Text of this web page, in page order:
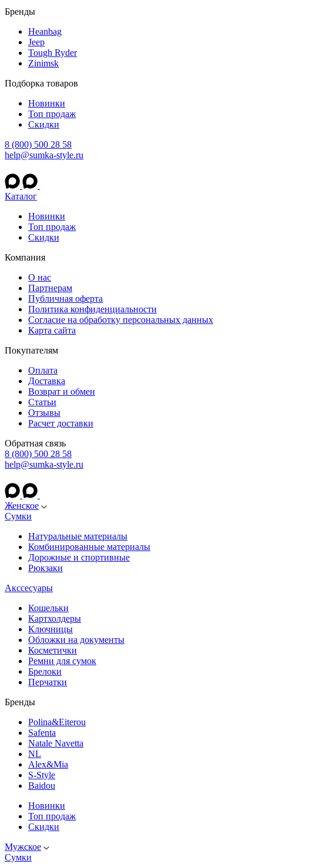
Бренды
Heanbag
Jeep
Tough Ryder
Zinimsk
Подборка товаров
Новинки
Топ продаж
Скидки
8 (800) 500 28 58
help@sumka-style.ru
Каталог
Новинки
Топ продаж
Скидки
Компания
О нас
Партнерам
Публичная оферта
Политика конфиденциальности
Согласие на обработку персональных данных
Карта сайта
Покупателям
Оплата
Доставка
Возврат и обмен
Статьи
Отзывы
Расчет доставки
Обратная связь
8 (800) 500 28 58
help@sumka-style.ru
Женское
Сумки
Натуральные материалы
Комбинированные материалы
Дорожные и спортивные
Рюкзаки
Акссесуары
Кошельки
Картхолдеры
Ключницы
Обложки на документы
Косметички
Ремни для сумок
Брелоки
Перчатки
Бренды
Polina&Eiterou
Safenta
Natale Navetta
NL
Alex&Mia
S-Style
Baidou
Новинки
Топ продаж
Скидки
Мужское
Сумки